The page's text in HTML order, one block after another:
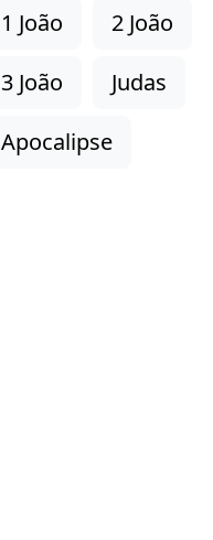
1 João
2 João
3 João
Judas
Apocalipse